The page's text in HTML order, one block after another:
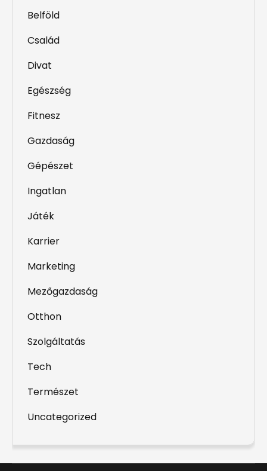
Belföld
Család
Divat
Egészség
Fitnesz
Gazdaság
Gépészet
Ingatlan
Játék
Karrier
Marketing
Mezőgazdaság
Otthon
Szolgáltatás
Tech
Természet
Uncategorized